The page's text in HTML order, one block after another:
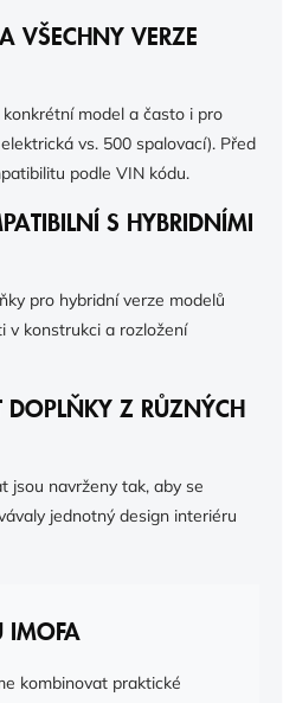
VŠECHNY VERZE
model a často i pro
vs. 500 spalovací). Před
podle VIN kódu.
S HYBRIDNÍMI
pro hybridní verze modelů
v konstrukci a rozložení
Z RŮZNÝCH
jsou navrženy tak, aby se
jednotný design interiéru
IMOFA
kombinovat praktické